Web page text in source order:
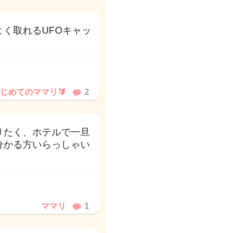
取れるUFOキャッ
めてのママリ🔰 2
く、ホテルで一旦
る方いらっしゃい
ママリ 1